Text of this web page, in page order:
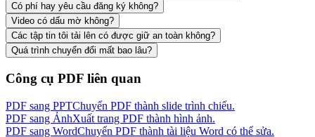
Có phí hay yêu cầu đăng ký không?
Video có dấu mờ không?
Các tập tin tôi tải lên có được giữ an toàn không?
Quá trình chuyển đổi mất bao lâu?
Công cụ PDF liên quan
PDF sang PPTChuyển PDF thành slide trình chiếu.
PDF sang ẢnhXuất trang PDF thành hình ảnh.
PDF sang WordChuyển PDF thành tài liệu Word có thể sửa.